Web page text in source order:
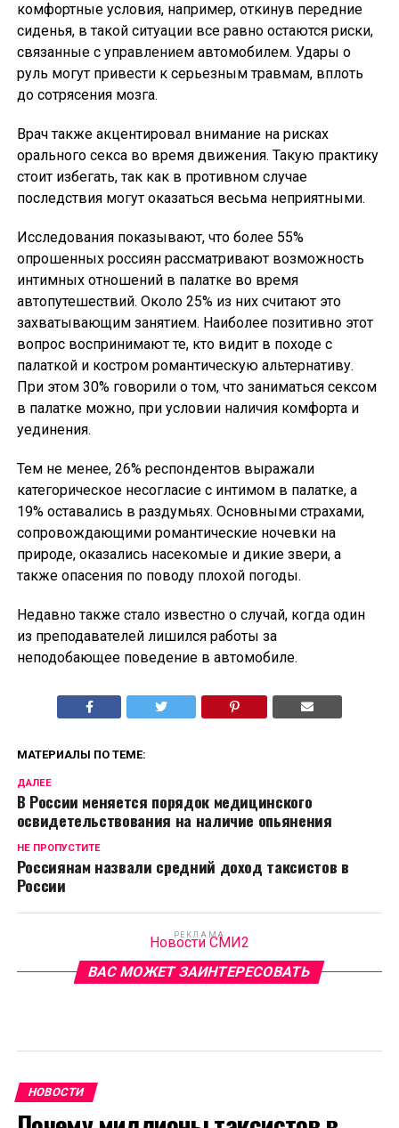
комфортные условия, например, откинув передние
сиденья, в такой ситуации все равно остаются риски,
связанные с управлением автомобилем. Удары о
руль могут привести к серьезным травмам, вплоть
до сотрясения мозга.
Врач также акцентировал внимание на рисках
орального секса во время движения. Такую практику
стоит избегать, так как в противном случае
последствия могут оказаться весьма неприятными.
Исследования показывают, что более 55%
опрошенных россиян рассматривают возможность
интимных отношений в палатке во время
автопутешествий. Около 25% из них считают это
захватывающим занятием. Наиболее позитивно этот
вопрос воспринимают те, кто видит в походе с
палаткой и костром романтическую альтернативу.
При этом 30% говорили о том, что заниматься сексом
в палатке можно, при условии наличия комфорта и
уединения.
Тем не менее, 26% респондентов выражали
категорическое несогласие с интимом в палатке, а
19% оставались в раздумьях. Основными страхами,
сопровождающими романтические ночевки на
природе, оказались насекомые и дикие звери, а
также опасения по поводу плохой погоды.
Недавно также стало известно о случай, когда один
из преподавателей лишился работы за
неподобающее поведение в автомобиле.
МАТЕРИАЛЫ ПО ТЕМЕ:
ДАЛЕЕ
В России меняется порядок медицинского
освидетельствования на наличие опьянения
НЕ ПРОПУСТИТЕ
Россиянам назвали средний доход таксистов в
России
РЕКЛАМА
Новости СМИ2
ВАС МОЖЕТ ЗАИНТЕРЕСОВАТЬ
НОВОСТИ